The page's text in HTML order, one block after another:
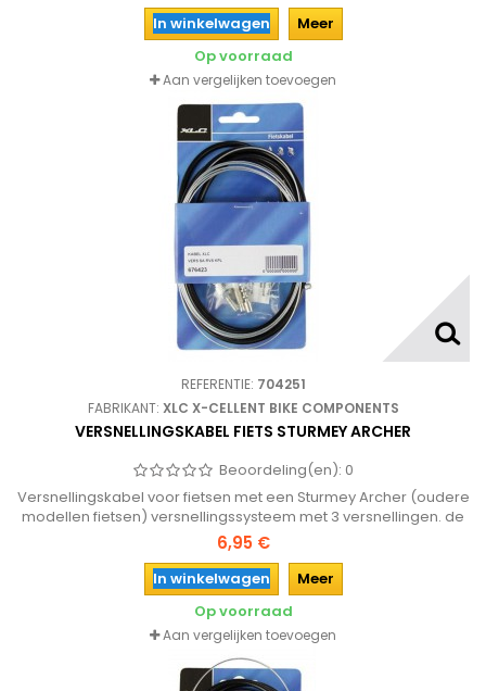
In winkelwagen
Meer
Op voorraad
Aan vergelijken toevoegen
REFERENTIE: 704251
FABRIKANT: XLC X-CELLENT BIKE COMPONENTS
VERSNELLINGSKABEL FIETS STURMEY ARCHER
Beoordeling(en): 0
Versnellingskabel voor fietsen met een Sturmey Archer (oudere
modellen fietsen) versnellingssysteem met 3 versnellingen. de
kabel wordt geleverd met de nippels aan de kabel en diverse
hulpstukken.
6,95 €
In winkelwagen
Meer
Op voorraad
Aan vergelijken toevoegen